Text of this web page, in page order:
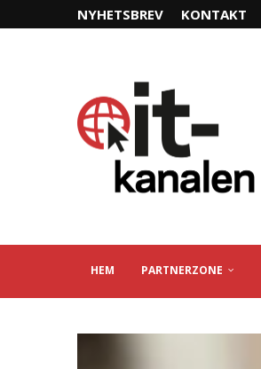
NYHETSBREV KONTAKT
HEM PARTNERZONE